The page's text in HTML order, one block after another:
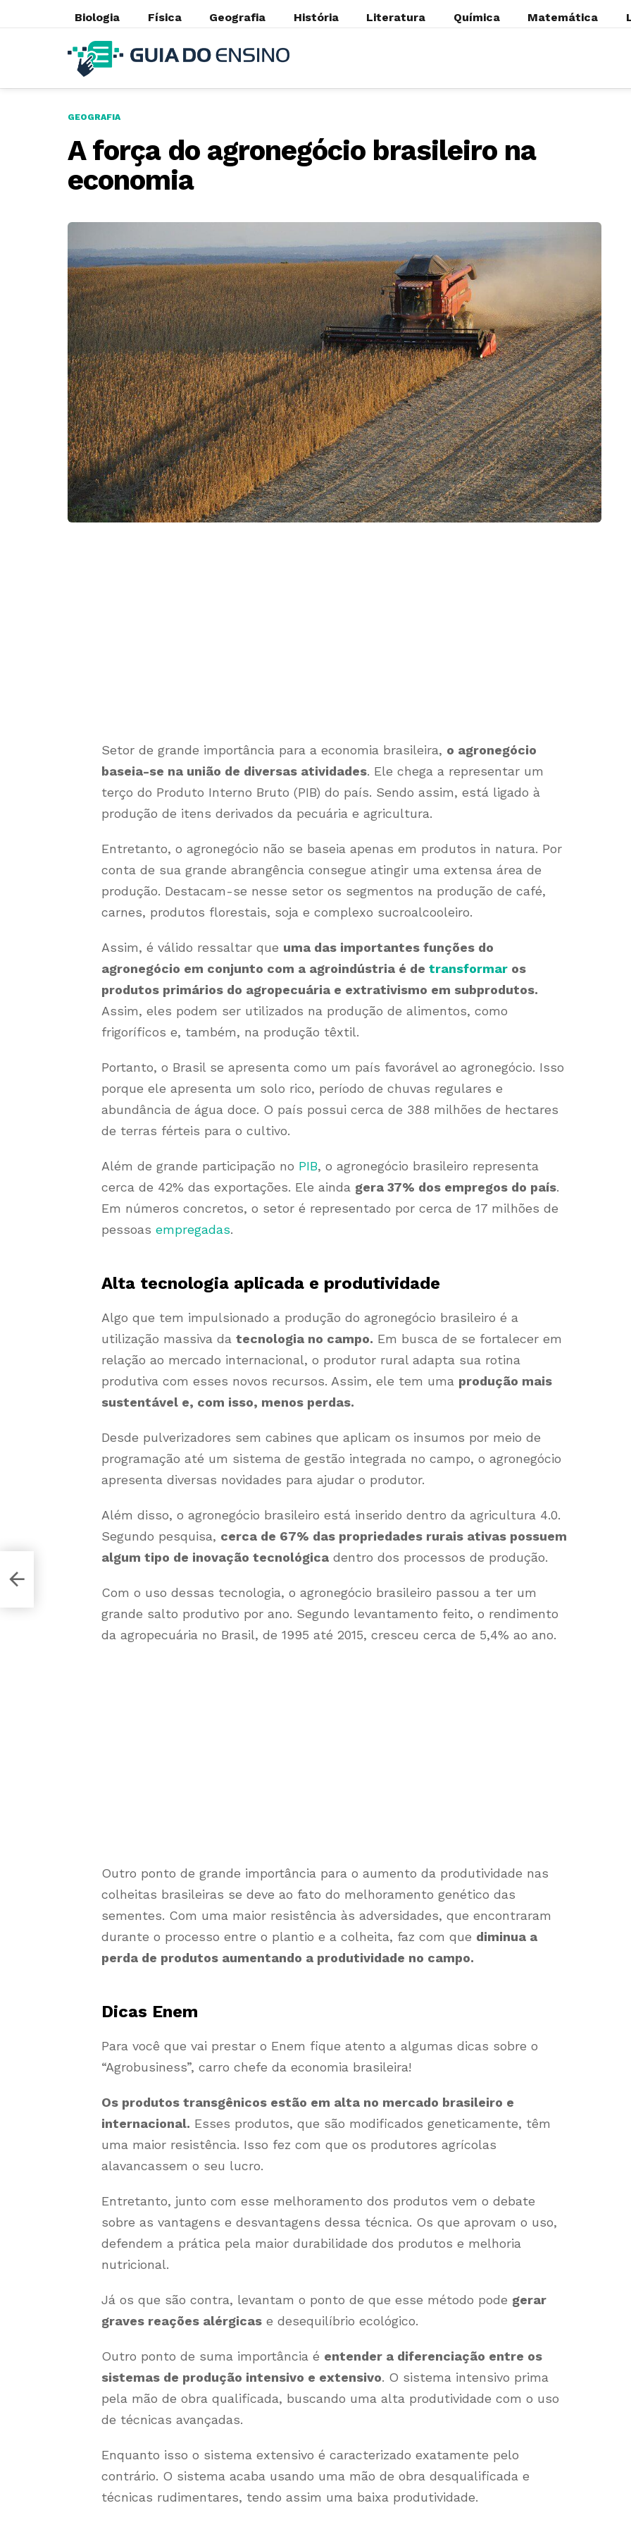
Biologia Física Geografia História Literatura Química Matemática
GEOGRAFIA
A força do agronegócio brasileiro na
economia
Setor de grande importância para a economia brasileira, o agronegócio
baseia-se na união de diversas atividades. Ele chega a representar um
terço do Produto Interno Bruto (PIB) do país. Sendo assim, está ligado à
produção de itens derivados da pecuária e agricultura.
Entretanto, o agronegócio não se baseia apenas em produtos in natura. Por
conta de sua grande abrangência consegue atingir uma extensa área de
produção. Destacam-se nesse setor os segmentos na produção de café,
carnes, produtos florestais, soja e complexo sucroalcooleiro.
Assim, é válido ressaltar que uma das importantes funções do
agronegócio em conjunto com a agroindústria é de transformar os
produtos primários do agropecuária e extrativismo em subprodutos.
Assim, eles podem ser utilizados na produção de alimentos, como
frigoríficos e, também, na produção têxtil.
Portanto, o Brasil se apresenta como um país favorável ao agronegócio. Isso
porque ele apresenta um solo rico, período de chuvas regulares e
abundância de água doce. O país possui cerca de 388 milhões de hectares
de terras férteis para o cultivo.
Além de grande participação no PIB, o agronegócio brasileiro representa
cerca de 42% das exportações. Ele ainda gera 37% dos empregos do país.
Em números concretos, o setor é representado por cerca de 17 milhões de
pessoas empregadas.
Alta tecnologia aplicada e produtividade
Algo que tem impulsionado a produção do agronegócio brasileiro é a
utilização massiva da tecnologia no campo. Em busca de se fortalecer em
relação ao mercado internacional, o produtor rural adapta sua rotina
produtiva com esses novos recursos. Assim, ele tem uma produção mais
sustentável e, com isso, menos perdas.
Desde pulverizadores sem cabines que aplicam os insumos por meio de
programação até um sistema de gestão integrada no campo, o agronegócio
apresenta diversas novidades para ajudar o produtor.
Além disso, o agronegócio brasileiro está inserido dentro da agricultura 4.0.
Segundo pesquisa, cerca de 67% das propriedades rurais ativas possuem
algum tipo de inovação tecnológica dentro dos processos de produção.
Com o uso dessas tecnologia, o agronegócio brasileiro passou a ter um
grande salto produtivo por ano. Segundo levantamento feito, o rendimento
da agropecuária no Brasil, de 1995 até 2015, cresceu cerca de 5,4% ao ano.
Outro ponto de grande importância para o aumento da produtividade nas
colheitas brasileiras se deve ao fato do melhoramento genético das
sementes. Com uma maior resistência às adversidades, que encontraram
durante o processo entre o plantio e a colheita, faz com que diminua a
perda de produtos aumentando a produtividade no campo.
Dicas Enem
Para você que vai prestar o Enem fique atento a algumas dicas sobre o
“Agrobusiness”, carro chefe da economia brasileira!
Os produtos transgênicos estão em alta no mercado brasileiro e
internacional. Esses produtos, que são modificados geneticamente, têm
uma maior resistência. Isso fez com que os produtores agrícolas
alavancassem o seu lucro.
Entretanto, junto com esse melhoramento dos produtos vem o debate
sobre as vantagens e desvantagens dessa técnica. Os que aprovam o uso,
defendem a prática pela maior durabilidade dos produtos e melhoria
nutricional.
Já os que são contra, levantam o ponto de que esse método pode gerar
graves reações alérgicas e desequilíbrio ecológico.
Outro ponto de suma importância é entender a diferenciação entre os
sistemas de produção intensivo e extensivo. O sistema intensivo prima
pela mão de obra qualificada, buscando uma alta produtividade com o uso
de técnicas avançadas.
Enquanto isso o sistema extensivo é caracterizado exatamente pelo
contrário. O sistema acaba usando uma mão de obra desqualificada e
técnicas rudimentares, tendo assim uma baixa produtividade.